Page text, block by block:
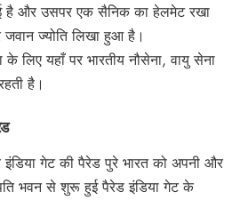
है और उसपर एक सैनिक का हेलमेट रखा
ज्योति लिखा हुआ है।
के लिए यहाँ पर भारतीय नौसेना, वायु सेना
है।
गेट की पैरेड पुरे भारत को अपनी और
भवन से शुरू हुई पैरेड इंडिया गेट के